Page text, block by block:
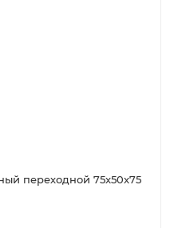
переходной 75x50x75